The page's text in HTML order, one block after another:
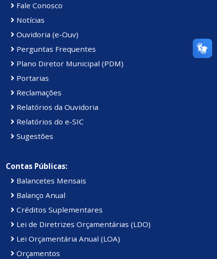
Fale Conosco
Notícias
Ouvidoria (e-Ouv)
Perguntas Frequentes
Plano Diretor Municipal (PDM)
Portarias
Reclamações
Relatórios da Ouvidoria
Relatórios do e-SIC
Sugestões
Contas Públicas:
Balancetes Mensais
Balanço Anual
Créditos Suplementares
Lei de Diretrizes Orçamentárias (LDO)
Lei Orçamentária Anual (LOA)
Orçamentos